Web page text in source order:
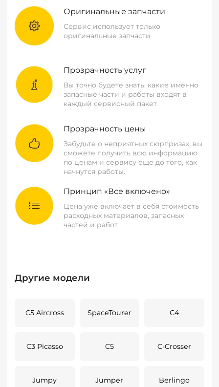
Оригинальные запчасти
Сервис использует только
оригинальные запчасти
Прозрачность услуг
Вы точно будете знать, какие именно
запасные части и работы входят в
каждый сервисный пакет.
Прозрачность цены
Забудьте о неприятных сюрпризах: вы
сможете получить всю информацию
по ценам и сервису еще до того, как
начнутся работы.
Принцип «Все включено»
Цена уже включает в себя стоимость
расходных материалов, запасных
частей и работ.
Другие модели
C5 Aircross SpaceTourer C4
C3 Picasso C5 C-Crosser
Jumpy Jumper Berlingo